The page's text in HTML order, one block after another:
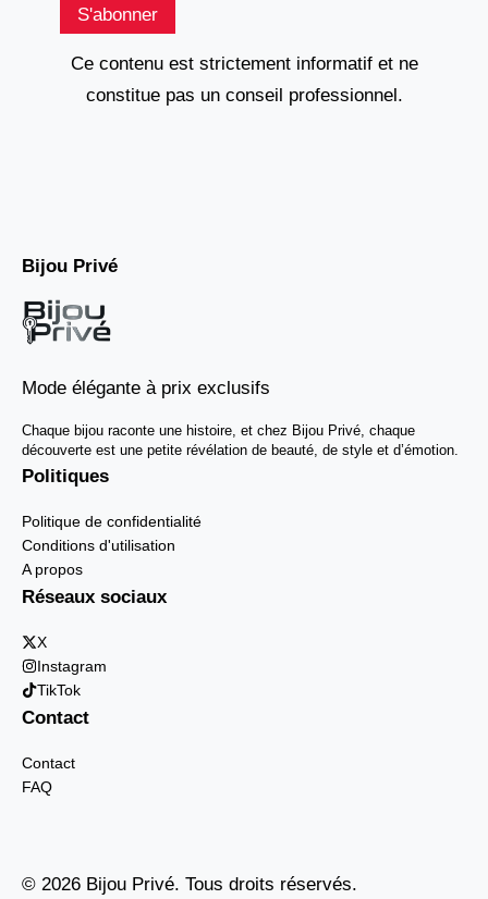
S'abonner
Ce contenu est strictement informatif et ne
constitue pas un conseil professionnel.
Bijou Privé
Mode élégante à prix exclusifs
Chaque bijou raconte une histoire, et chez Bijou Privé, chaque
découverte est une petite révélation de beauté, de style et d’émotion.
Politiques
Politique de confidentialité
Conditions d'utilisation
A propos
Réseaux sociaux
X
Instagram
TikTok
Contact
Contact
FAQ
© 2026 Bijou Privé. Tous droits réservés.